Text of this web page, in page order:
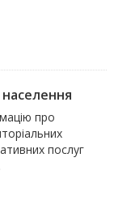
про
послуг